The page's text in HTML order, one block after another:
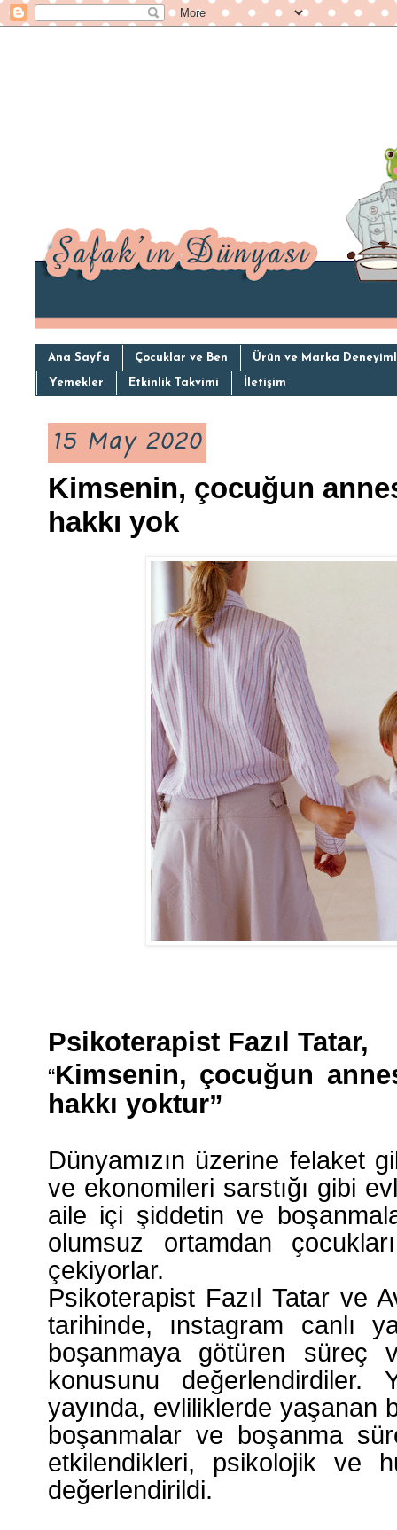
Ana Sayfa Çocuklar ve Ben Ürün ve Marka
Yemekler Etkinlik Takvimi İletişim
15 May 2020
Kimsenin, çocuğun
hakkı yok
Psikoterapist Fazıl Tatar,
“Kimsenin, çocuğun
hakkı yoktur”
Dünyamızın üzerine felaket
ve ekonomileri sarstığı gibi
aile içi şiddetin ve
olumsuz ortamdan
çekiyorlar.
Psikoterapist Fazıl Tatar ve
tarihinde, ınstagram canlı
boşanmaya götüren süreç
konusunu değerlendirdiler.
yayında, evliliklerde yaşanan
boşanmalar ve boşanma
etkilendikleri, psikolojik ve
değerlendirildi.